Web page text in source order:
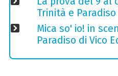
Trinità e
Mica so' io! in
Paradiso di Vico